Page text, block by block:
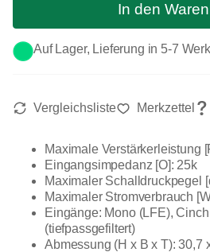
Maximale Verstärkerleistung
Eingangsimpedanz [O]: 25k
Maximaler Schalldruckpegel
Maximaler Stromverbrauch
Eingänge: Mono (LFE),
(tiefpassgefiltert)
Abmessung (H x B x T): 30,7
Auf Lager, Lieferung in 5-7
In den